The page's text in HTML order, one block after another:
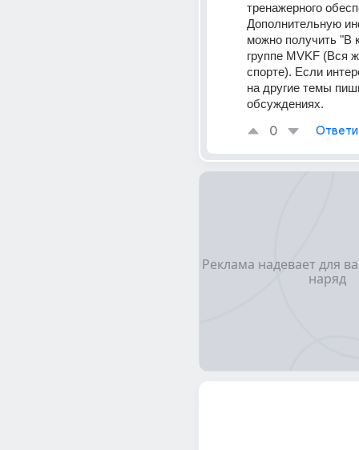
тренажерного
Дополнительную
можно получить "В
группе MVKF (Вся
спорте). Если
на другие темы
обсуждениях.
0